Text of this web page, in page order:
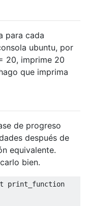
para cada
ubuntu, por
20, imprime 20
que imprima
de progreso
después de
equivalente.
bien.